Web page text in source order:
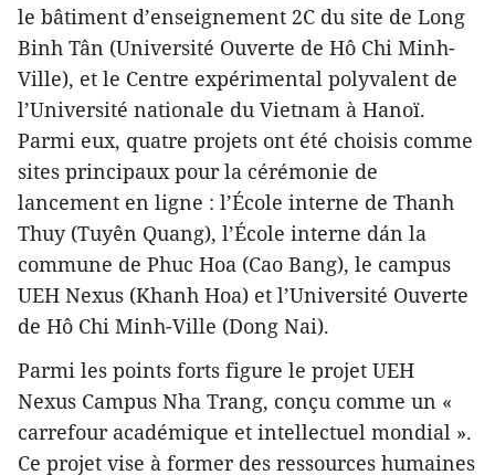
le bâtiment d’enseignement 2C du site de Long
Binh Tân (Université Ouverte de Hô Chi Minh-
Ville), et le Centre expérimental polyvalent de
l’Université nationale du Vietnam à Hanoï.
Parmi eux, quatre projets ont été choisis comme
sites principaux pour la cérémonie de
lancement en ligne : l’École interne de Thanh
Thuy (Tuyên Quang), l’École interne dán la
commune de Phuc Hoa (Cao Bang), le campus
UEH Nexus (Khanh Hoa) et l’Université Ouverte
de Hô Chi Minh-Ville (Dong Nai).
Parmi les points forts figure le projet UEH
Nexus Campus Nha Trang, conçu comme un «
carrefour académique et intellectuel mondial ».
Ce projet vise à former des ressources humaines